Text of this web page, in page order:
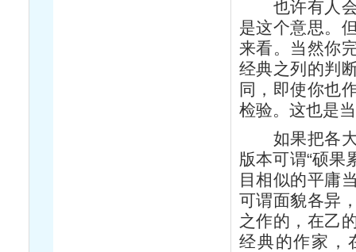
也许有人会
是这个意思。
来看。当然你
经典之列的判
同，即使你也
检验。这也是
如果把各大
版本可谓“硕果
目相似的平庸
可谓面貌各异
之作的，在乙
经典的作家，